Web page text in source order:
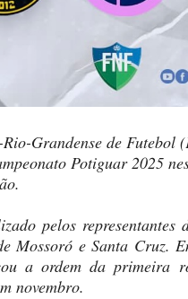
Grandense de Futebol
Potiguar 2025
pelos
Mossoró e Santa Cruz.
a ordem da primeira
novembro.